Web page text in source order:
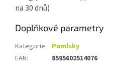
na 30 dnů)
Doplňkové parametry
Kategorie: Pamlsky
EAN: 8595602514076